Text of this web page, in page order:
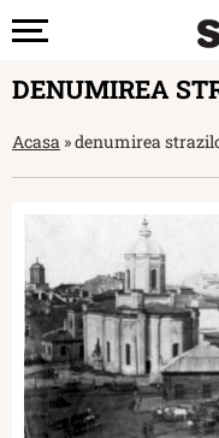
DENUMIREA
Acasa »denumirea